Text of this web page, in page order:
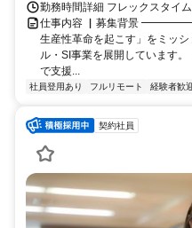
勤務時間詳細 フレックスタイム
仕事内容 ▏募集背景
生産性革命を起こす」をミッ
ル・SI事業を展開しています
で支援...
社員登用あり フルリモート 経験者歓
契約社員